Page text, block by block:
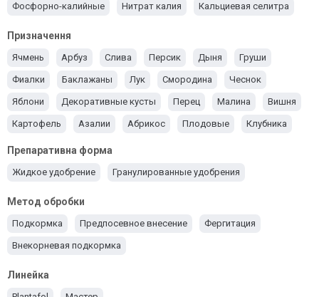
Фосфорно-калийные Нитрат калия Кальциевая селитра
Призначення
Ячмень Арбуз Слива Персик Дыня Груши
Фиалки Баклажаны Лук Смородина Чеснок
Яблони Декоративные кусты Перец Малина Вишня
Картофель Азалии Абрикос Плодовые Клубника
Розы Хвойные
Виноград Орхидеи Для пшеницы Для моркови
Препаративна форма
Жидкое удобрение Гранулированные удобрения
Метод обробки
Подкормка Предпосевное внесение Фергитация
Внекорневая подкормка
Линейка